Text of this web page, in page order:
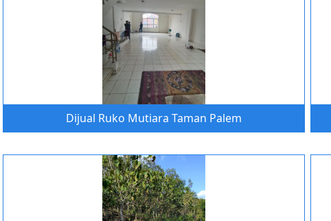
Dijual Ruko Mutiara Taman Palem